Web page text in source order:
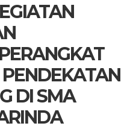
DI SMA